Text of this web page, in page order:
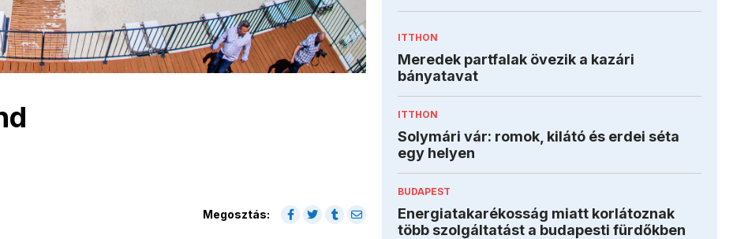
Megosztás:
ITTHON
Meredek partfalak övezik a kazári
bányatavat
ITTHON
Solymári vár: romok, kilátó és erdei séta
egy helyen
BUDAPEST
Energiatakarékosság miatt korlátoznak
több szolgáltatást a budapesti fürdőkben